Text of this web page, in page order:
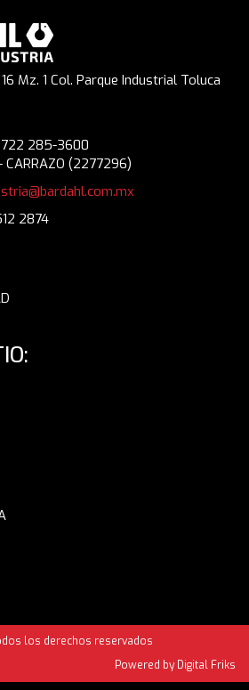
Mz. 1 Col. Parque Industrial Toluca
285-3600
(2277296)
2874
los derechos reservados
Powered by Digital Friks